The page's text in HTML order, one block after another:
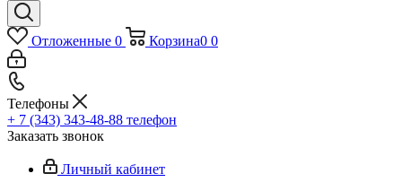
Отложенные 0 Корзина0 0
Телефоны
+ 7 (343) 343-48-88 телефон
Заказать звонок
Личный кабинет